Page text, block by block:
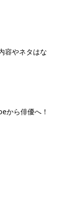
容やネタはな
から俳優へ！